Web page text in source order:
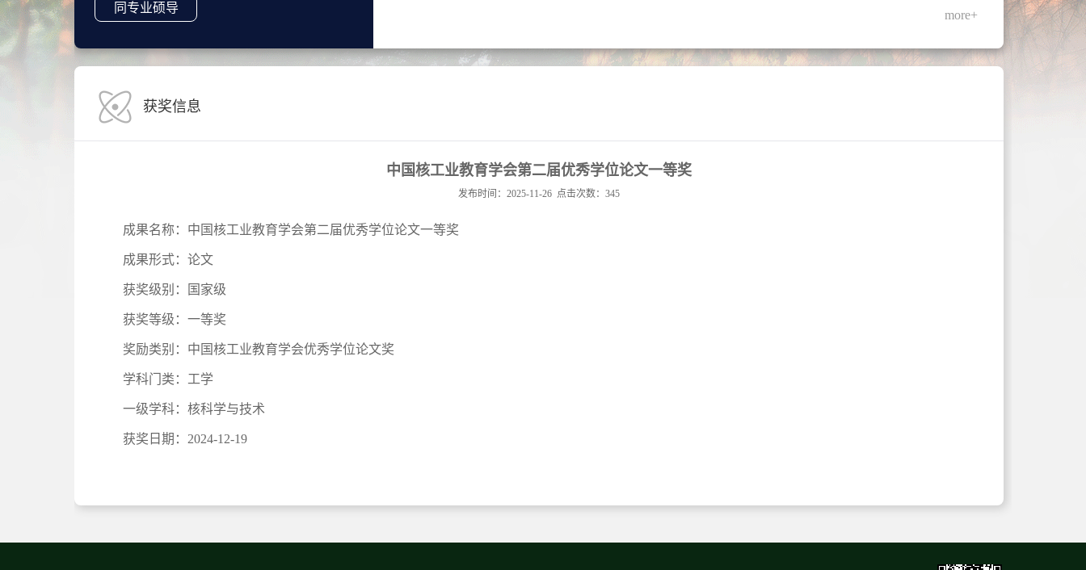
同专业硕导
more+
获奖信息
中国核工业教育学会第二届优秀学位论文一等奖
发布时间：2025-11-26 点击次数： 345
成果名称： 中国核工业教育学会第二届优秀学位论文一等奖
成果形式： 论文
获奖级别： 国家级
获奖等级： 一等奖
奖励类别： 中国核工业教育学会优秀学位论文奖
学科门类： 工学
一级学科： 核科学与技术
获奖日期： 2024-12-19